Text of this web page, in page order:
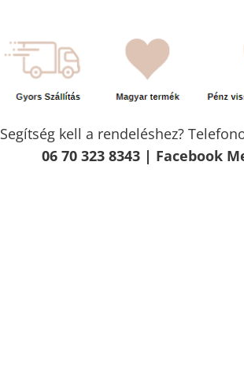
Segítség kell a rendeléshez?
06 70 323 8343 | Facebook